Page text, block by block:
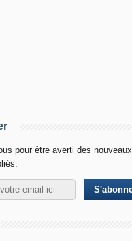
pour être averti des nouveaux